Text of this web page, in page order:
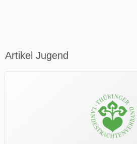
Artikel Jugend